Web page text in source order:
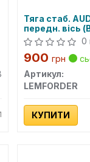
Тяга стаб.
передн. вісь
0
900 грн
Артикул:
LEMFORDER
КУПИТИ